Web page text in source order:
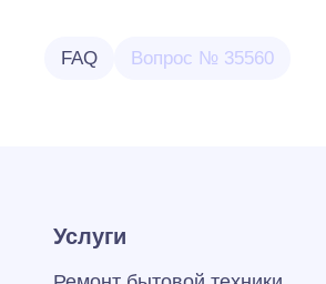
FAQ Вопрос № 35560
Услуги